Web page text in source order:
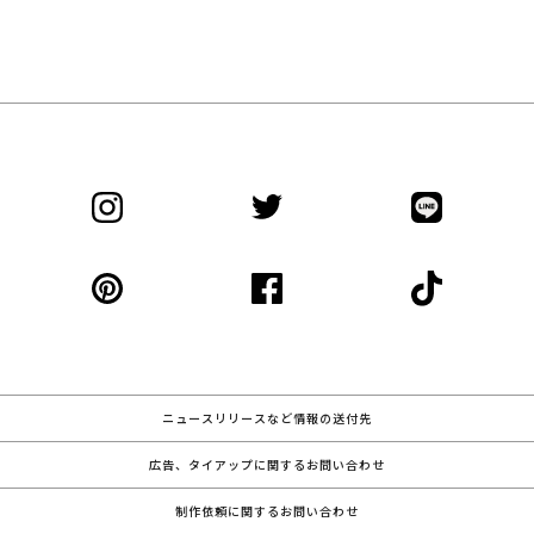
ニュースリリースなど情報の送付先
広告、タイアップに関するお問い合わせ
制作依頼に関するお問い合わせ